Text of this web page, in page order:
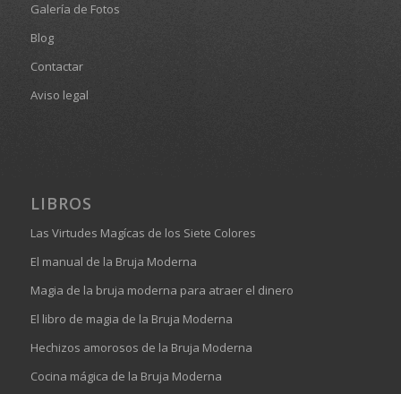
Galería de Fotos
Blog
Contactar
Aviso legal
LIBROS
Las Virtudes Magícas de los Siete Colores
El manual de la Bruja Moderna
Magia de la bruja moderna para atraer el dinero
El libro de magia de la Bruja Moderna
Hechizos amorosos de la Bruja Moderna
Cocina mágica de la Bruja Moderna